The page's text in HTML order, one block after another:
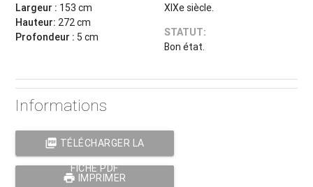
Largeur : 153 cm
Hauteur: 272 cm
Profondeur : 5 cm
XIXe siècle.
STATUT:
Bon état.
Informations
picture_as_pdf TÉLÉCHARGER LA
FICHE PDF
print IMPRIMER